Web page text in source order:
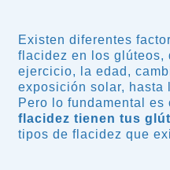
Existen diferentes
flacidez en los glúteos,
ejercicio, la edad,
exposición solar, hasta
Pero lo fundamental
flacidez tienen tus
tipos de flacidez que